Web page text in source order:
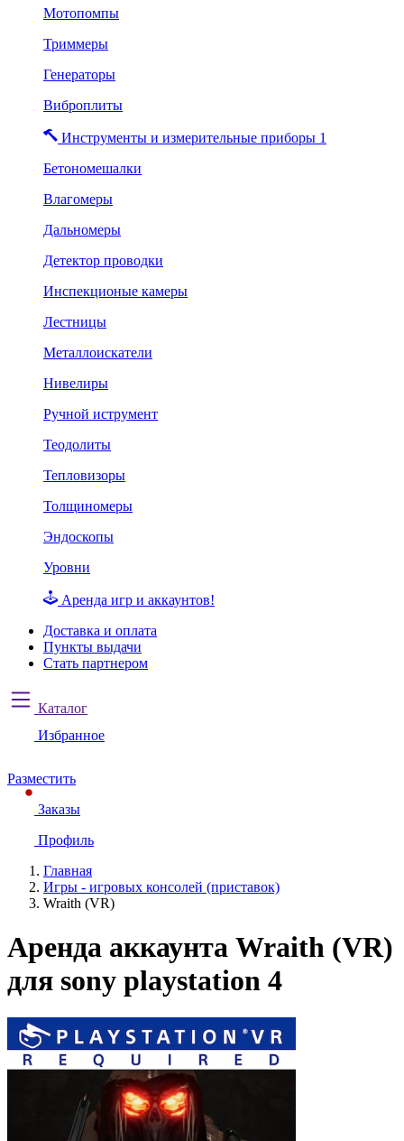
Мотопомпы
Триммеры
Генераторы
Виброплиты
Инструменты и измерительные приборы 1
Бетономешалки
Влагомеры
Дальномеры
Детектор проводки
Инспекционые камеры
Лестницы
Металлоискатели
Нивелиры
Ручной иструмент
Теодолиты
Тепловизоры
Толщиномеры
Эндоскопы
Уровни
Аренда игр и аккаунтов!
Доставка и оплата
Пункты выдачи
Стать партнером
Каталог
Избранное
Разместить
Заказы
Профиль
Главная
Игры - игровых консолей (приставок)
Wraith (VR)
Аренда аккаунта Wraith (VR)
для sony playstation 4